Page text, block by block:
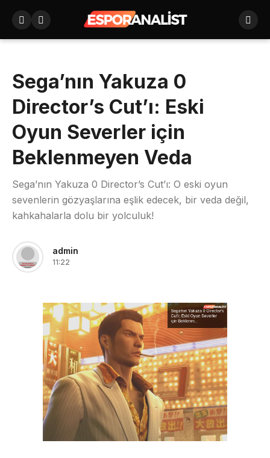
Sega’nın Yakuza 0
Director’s Cut’ı: Eski
Oyun Severler için
Beklenmeyen Veda
Sega’nın Yakuza 0 Director’s Cut’ı: O eski oyun
sevenlerin gözyaşlarına eşlik edecek, bir veda değil,
kahkahalarla dolu bir yolculuk!
admin
11:22